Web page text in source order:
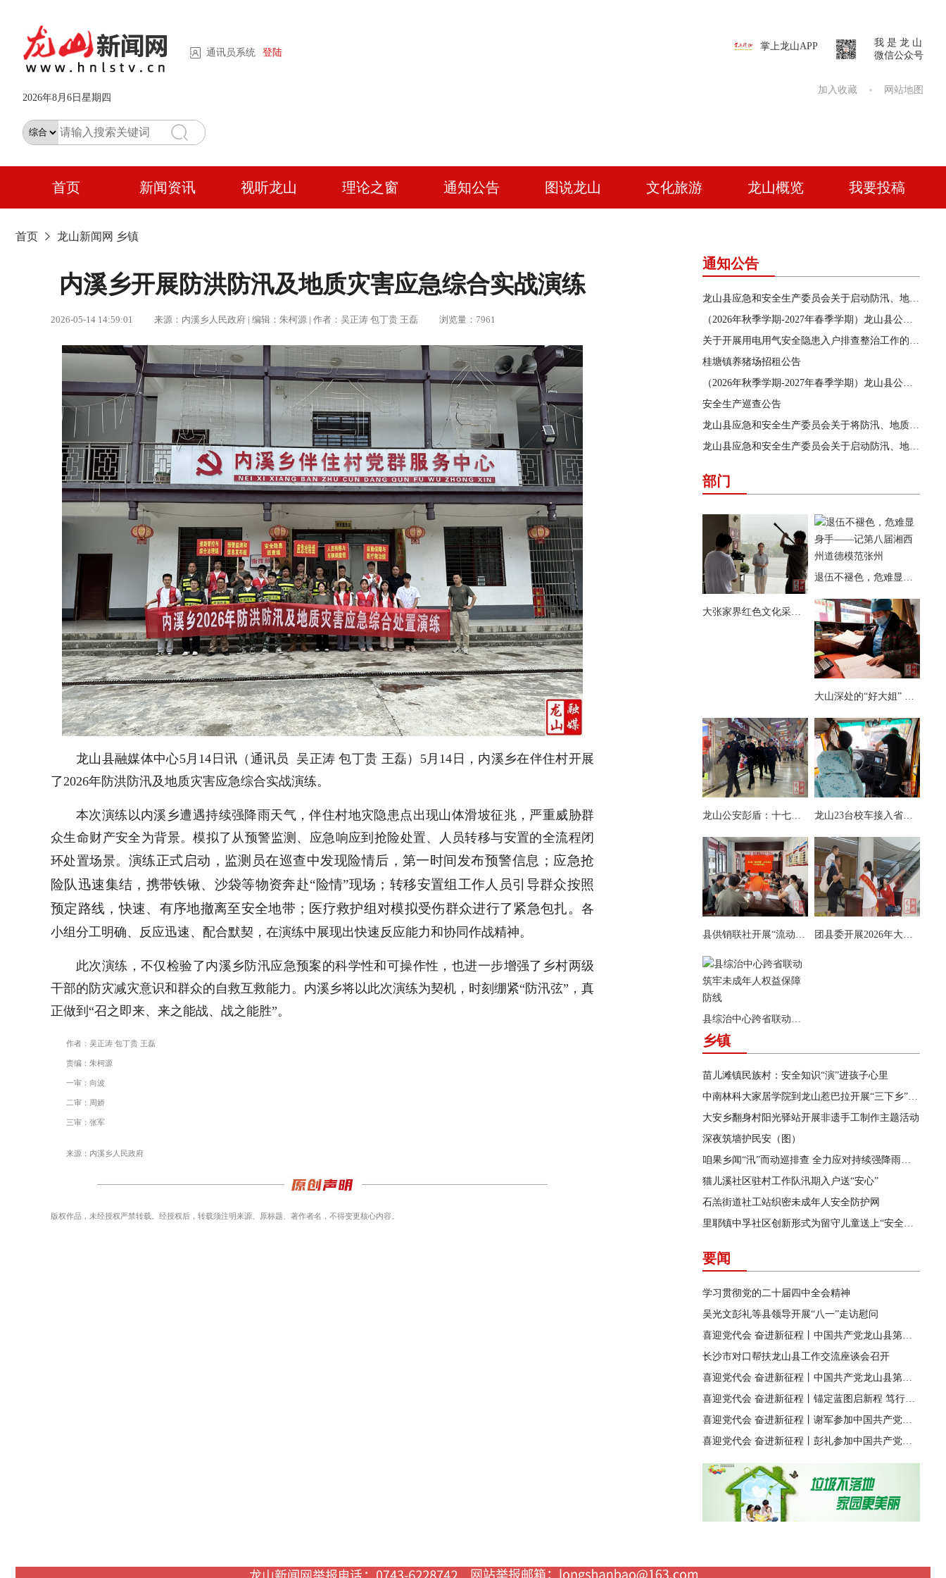
通讯员系统 登陆
2026年8月6日星期四
掌上龙山APP
我 是 龙 山
微信公众号
加入收藏 网站地图
首页 新闻资讯 视听龙山 理论之窗 通知公告 图说龙山 文化旅游 龙山概览 我要投稿
首页 龙山新闻网 乡镇
内溪乡开展防洪防汛及地质灾害应急综合实战演练
2026-05-14 14:59:01 来源：内溪乡人民政府 | 编辑：朱柯源 | 作者：吴正涛 包丁贵 王磊 浏览量：7961
龙山县融媒体中心5月14日讯（通讯员 吴正涛 包丁贵 王磊）5月14日，内溪乡在伴住村开展
了2026年防洪防汛及地质灾害应急综合实战演练。
本次演练以内溪乡遭遇持续强降雨天气，伴住村地灾隐患点出现山体滑坡征兆，严重威胁群
众生命财产安全为背景。模拟了从预警监测、应急响应到抢险处置、人员转移与安置的全流程闭
环处置场景。 演练正式启动，监测员在巡查中发现险情后，第一时间发布预警信息；应急抢
险队迅速集结，携带铁锹、沙袋等物资奔赴“险情”现场；转移安置组工作人员引导群众按照
预定路线，快速、有序地撤离至安全地带；医疗救护组对模拟受伤群众进行了紧急包扎。 各
小组分工明确、反应迅速、配合默契，在演练中展现出快速反应能力和协同作战精神。
此次演练，不仅检验了内溪乡防汛应急预案的科学性和可操作性，也进一步增强了乡村两级
干部的防灾减灾意识和群众的自救互救能力。内溪乡将以此次演练为契机，时刻绷紧“防汛弦”，真
正做到“召之即来、来之能战、战之能胜”。
作者：吴正涛 包丁贵 王磊
责编：朱柯源
一审：向波
二审：周娇
三审：张军
来源：内溪乡人民政府
版权作品，未经授权严禁转载。经授权后，转载须注明来源、原标题、著作者名，不得变更核心内容。
通知公告
龙山县应急和安全生产委员会关于启动防汛、地质灾害、自然灾害救助三级应急响应的通知
（2026年秋季学期-2027年春季学期）龙山县公办学校学生食堂食材采购供应商遴选结果公告
关于开展用电用气安全隐患入户排查整治工作的通告
桂塘镇养猪场招租公告
（2026年秋季学期-2027年春季学期）龙山县公办学校学生食堂食材采购供应商遴选项目遴选公告
安全生产巡查公告
龙山县应急和安全生产委员会关于将防汛、地质灾害、自然灾害救助应急响应提升为三级的通知
龙山县应急和安全生产委员会关于启动防汛、地质灾害、自然灾害救助四级应急响应的通知
部门
大张家界红色文化采访团来县茨岩塘镇采访
退伍不褪色，危难显身手——记第八届湘西州道德模范张州
大山深处的“好大姐” ——记第八届湘西州道德模范向玉娥
龙山公安彭盾：十七载藏蓝铸忠诚 初心如磐护万家 龙山23台校车接入省级智慧安全监管系统
县供销联社开展“流动供销”业务及安全知识专项培训 团县委开展2026年大学生暑期系列实践活动
县综治中心跨省联动筑牢未成年人权益保障防线
乡镇
苗儿滩镇民族村：安全知识“演”进孩子心里
中南林科大家居学院到龙山惹巴拉开展“三下乡”实践活动
大安乡翻身村阳光驿站开展非遗手工制作主题活动
深夜筑墙护民安（图）
咱果乡闻“汛”而动巡排查 全力应对持续强降雨天气
猫儿溪社区驻村工作队汛期入户送“安心”
石羔街道社工站织密未成年人安全防护网
里耶镇中孚社区创新形式为留守儿童送上“安全知识课”
要闻
学习贯彻党的二十届四中全会精神
吴光文彭礼等县领导开展“八一”走访慰问
喜迎党代会 奋进新征程丨中国共产党龙山县第十四届纪律检查委员会第一次全体会议召开
长沙市对口帮扶龙山县工作交流座谈会召开
喜迎党代会 奋进新征程丨中国共产党龙山县第十四次代表大会胜利闭幕
喜迎党代会 奋进新征程丨锚定蓝图启新程 笃行实干兴龙山
喜迎党代会 奋进新征程丨谢军参加中国共产党龙山县第十四次代表大会第四代表团讨论
喜迎党代会 奋进新征程丨彭礼参加中国共产党龙山县第十四次代表大会第八代表团讨论